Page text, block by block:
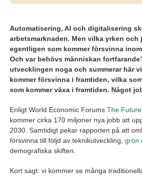
felrekryteringar och sämre
snabbt föränderlig ekonomi.
Arbetsgivare behöver fokusera på
lärandeförmåga och AI-mognad
kompetensbaserade metoder för
sina team.
Automatisering, AI och digitalisering
arbetsmarknaden. Men vilka yrken och
egentligen som kommer försvinna
Och var behövs människan
utvecklingen noga och summerar här
kommer försvinna i framtiden, vilka
som kommer växa i framtiden. Något
Enligt World Economic Forums The
kommer cirka 170 miljoner nya jobb att
2030. Samtidigt pekar rapporten på att
försvinna till följd av teknikutveckling, grön
demografiska skiften.
Kort sagt: vi kommer se många